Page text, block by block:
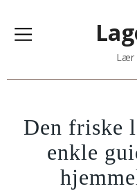
Lær
Den friske
enkle